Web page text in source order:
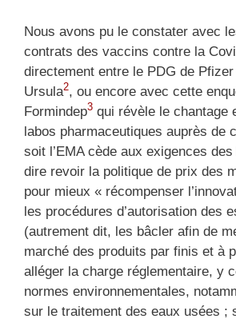
Nous avons pu le constater avec
contrats des vaccins contre la
directement entre le PDG de
Ursula2, ou encore avec cette
Formindep3 qui révèle le chantage
labos pharmaceutiques auprès de
soit l’EMA cède aux exigences
dire revoir la politique de prix des
pour mieux « récompenser
les procédures d’autorisation des
(autrement dit, les bâcler afin de
marché des produits par finis et à
alléger la charge réglementaire, y
normes environnementales,
sur le traitement des eaux usées ;